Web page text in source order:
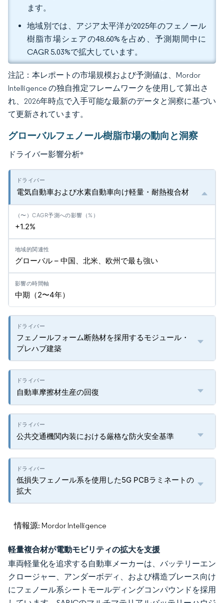
ます。
地域別では、アジア太平洋が2025年のフェノール
樹脂市場シェアの48.60%を占め、予測期間中に
CAGR 5.03%で拡大しています。
注記：本レポートの市場規模および予測値は、Mordor
Intelligence の独自推定フレームワークを使用して算出さ
れ、2026年時点で入手可能な最新のデータと洞察に基づい
て更新されています。
グローバルフェノール樹脂市場の動向と洞察
ドライバー影響分析*
電気自動車および水素自動車向け軽量・耐熱複合材
+1.2%
グローバル – 中国、北米、欧州で最も強い
中期（2〜4年）
フェノールフォーム断熱材を採用するモジュール・
プレハブ建築
自動車摩擦材生産の回復
公共交通機関内装における厳格な防火安全基準
低損失フェノール系を使用した5G PCBラミネートの
拡大
情報源: Mordor Intelligence
軽量複合材が電動モビリティの拡大を支援
車両軽量化を追求する自動車メーカーは、バッテリーエン
クロージャー、アンダーボディ、および構造ブレース向け
にフェノール系シートモールディングコンパウンドを採用